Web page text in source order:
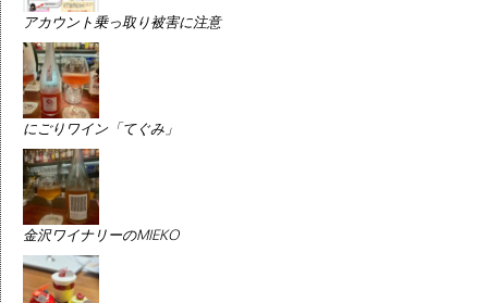
アカウント乗っ取り被害に注意
にごりワイン「てぐみ」
金沢ワイナリーのMIEKO